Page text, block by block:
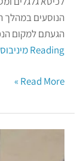
הגעתם למקום
Readingמיניבוס 30
Read More »